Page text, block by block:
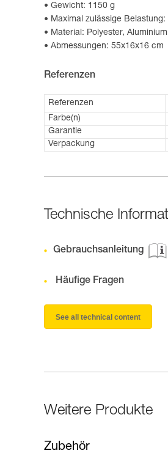
Gewicht: 1150 g
Maximal zulässige Belastung:
Material: Polyester, Aluminium
Abmessungen: 55x16x16 cm
Referenzen
Referenzen
Farbe(n)
Garantie
Verpackung
Technische
Gebrauchsanleitung
Häufige Fragen
See all technical content
Weitere Produkte
Zubehör